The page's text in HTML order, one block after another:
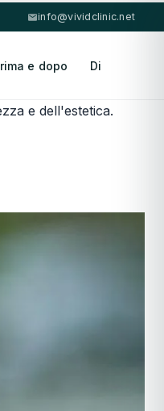
info@vividclinic.net
e dopo Di
e dell'estetica.